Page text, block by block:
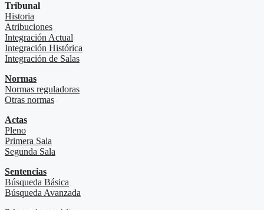
Tribunal
Historia
Atribuciones
Integración Actual
Integración Histórica
Integración de Salas
Normas
Normas reguladoras
Otras normas
Actas
Pleno
Primera Sala
Segunda Sala
Sentencias
Búsqueda Básica
Búsqueda Avanzada